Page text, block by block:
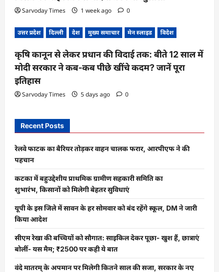
Sarvoday Times 1 week ago 0
उत्तर प्रदेश दिल्ली देश मुख्य समाचार मेन स्लाइड विदेश
कृषि कानून से लेकर प्रधान की विदाई तक: बीते 12 साल में
मोदी सरकार ने कब-कब पीछे खींचे कदम? जानें पूरा
इतिहास
Sarvoday Times 5 days ago 0
Recent Posts
रेलवे फाटक का बैरियर तोड़कर वाहन चालक फरार, आरपीएफ ने की
पहचान
कटका में बहुउद्देशीय प्राथमिक ग्रामीण सहकारी समिति का
शुभारंभ, किसानों को मिलेगी बेहतर सुविधाएं
यूपी के इस जिले में सावन के हर सोमवार को बंद रहेंगे स्कूल, DM ने जारी
किया आदेश
सीएम रेखा की बच्चियों को सौगात: साइकिल देकर पूछा- खुश हैं, छात्राएं
बोलीं- यस मैम; ₹2500 पर कही ये बात
वंदे मातरम् के अपमान पर मिलेगी कितने साल की सजा, सरकार के नए